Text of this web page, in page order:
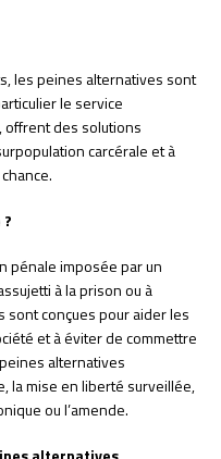
les peines alternatives sont
le service
offrent des solutions
carcérale et à
pénale imposée par un
à la prison ou à
sont conçues pour aider les
et à éviter de commettre
alternatives
la mise en liberté surveillée,
ou l’amende.